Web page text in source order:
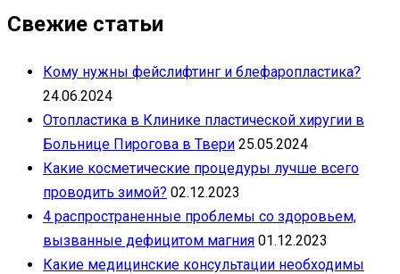
Свежие статьи
Кому нужны фейслифтинг и блефаропластика?
24.06.2024
Отопластика в Клинике пластической хиругии в
Больнице Пирогова в Твери 25.05.2024
Какие косметические процедуры лучше всего
проводить зимой? 02.12.2023
4 распространенные проблемы со здоровьем,
вызванные дефицитом магния 01.12.2023
Какие медицинские консультации необходимы